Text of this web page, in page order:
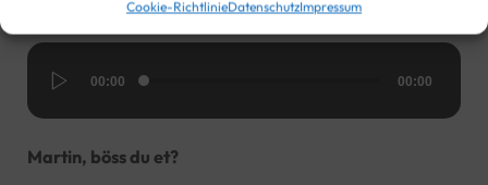
Cookie-RichtlinieDatenschutzImpressum
Text Mundart
Audio-00:00 00:00
Martin, böss du et?